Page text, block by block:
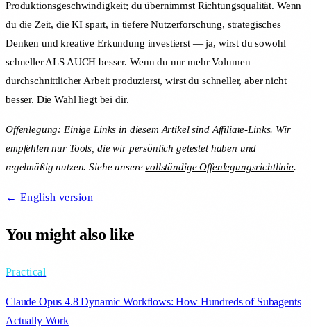
Produktionsgeschwindigkeit; du übernimmst Richtungsqualität. Wenn
du die Zeit, die KI spart, in tiefere Nutzerforschung, strategisches
Denken und kreative Erkundung investierst — ja, wirst du sowohl
schneller ALS AUCH besser. Wenn du nur mehr Volumen
durchschnittlicher Arbeit produzierst, wirst du schneller, aber nicht
besser. Die Wahl liegt bei dir.
Offenlegung: Einige Links in diesem Artikel sind Affiliate-Links. Wir
empfehlen nur Tools, die wir persönlich getestet haben und
regelmäßig nutzen. Siehe unserevollständige Offenlegungsrichtlinie.
← English version
You might also like
Practical
Claude Opus 4.8 Dynamic Workflows: How Hundreds of Subagents
Actually Work